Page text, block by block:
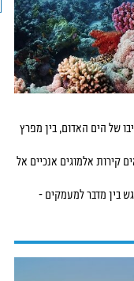
של הים האדום, בין מפרץ
קירות אלמוגים אנכיים אל
בין מדבר למעמקים -
רבים, שכדאי לבקר בהם,